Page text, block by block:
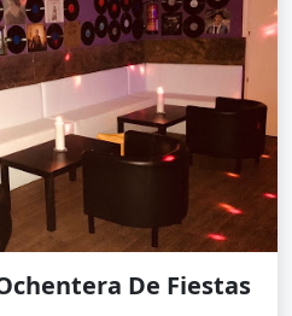
De Fiestas